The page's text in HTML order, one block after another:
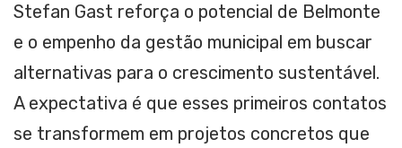
Stefan Gast reforça o potencial de Belmonte
e o empenho da gestão municipal em buscar
alternativas para o crescimento sustentável.
A expectativa é que esses primeiros contatos
se transformem em projetos concretos que